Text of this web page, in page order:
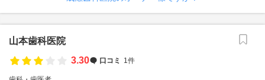
山本歯科医院
3.30
口コミ 1件